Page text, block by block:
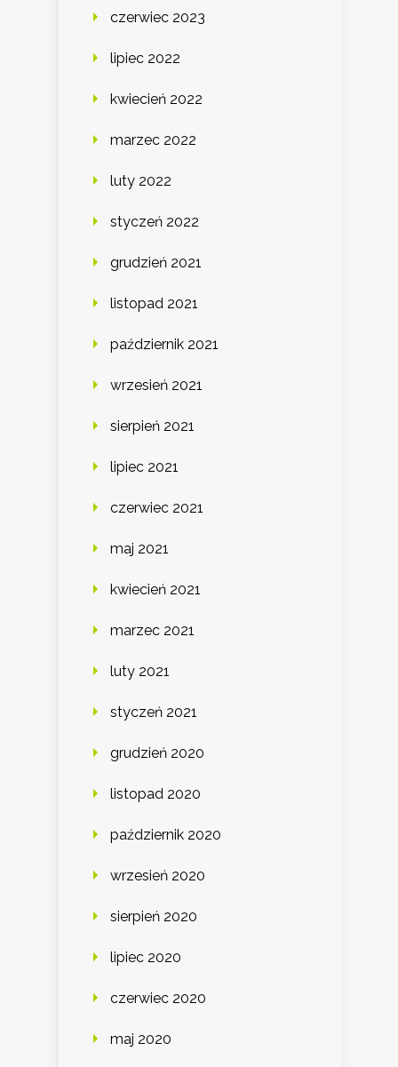
czerwiec 2023
lipiec 2022
kwiecień 2022
marzec 2022
luty 2022
styczeń 2022
grudzień 2021
listopad 2021
październik 2021
wrzesień 2021
sierpień 2021
lipiec 2021
czerwiec 2021
maj 2021
kwiecień 2021
marzec 2021
luty 2021
styczeń 2021
grudzień 2020
listopad 2020
październik 2020
wrzesień 2020
sierpień 2020
lipiec 2020
czerwiec 2020
maj 2020